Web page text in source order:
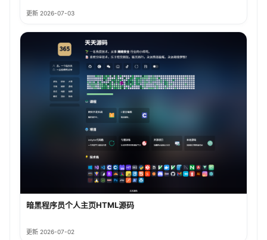
更新 2026-07-03
暗黑程序员个人主页HTML源码
更新 2026-07-02